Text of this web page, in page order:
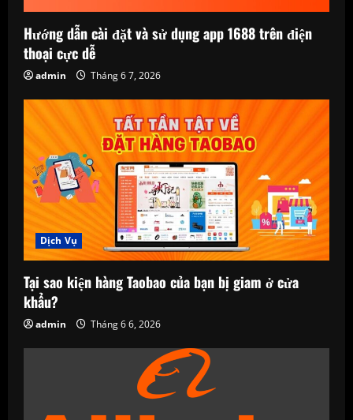
Hướng dẫn cài đặt và sử dụng app 1688 trên điện
thoại cực dễ
admin Tháng 6 7, 2026
Dịch Vụ
Tại sao kiện hàng Taobao của bạn bị giam ở cửa
khẩu?
admin Tháng 6 6, 2026